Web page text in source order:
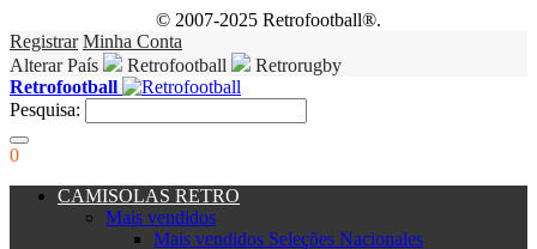
© 2007-2025 Retrofootball®.
Registrar Minha Conta
Alterar País
Retrofootball
Retrorugby
Retrofootball
Pesquisa:
0
CAMISOLAS RETRO
Mais vendidos
Mais vendidos Seleções Nacionales